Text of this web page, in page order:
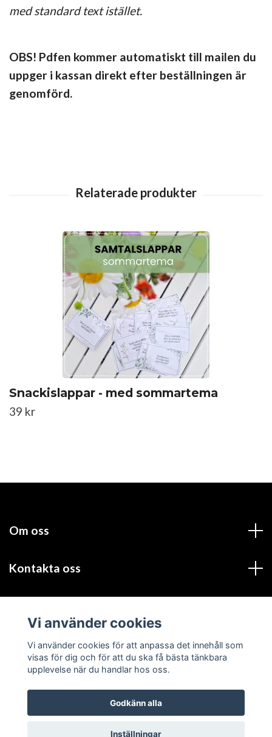
med standard text istället.
OBS! Pdfen kommer automatiskt till mailen du
uppger i kassan direkt efter beställningen är
genomförd.
Snackislappar - med sommartema
39 kr
Om oss
Kontakta oss
Sociala medier
© 2026 Festligatips.se
Vi använder cookies
Vi använder cookies för att anpassa det innehåll som
visas för dig och för att du ska få bästa tänkbara
upplevelse när du handlar hos oss.
Godkänn alla
Inställningar